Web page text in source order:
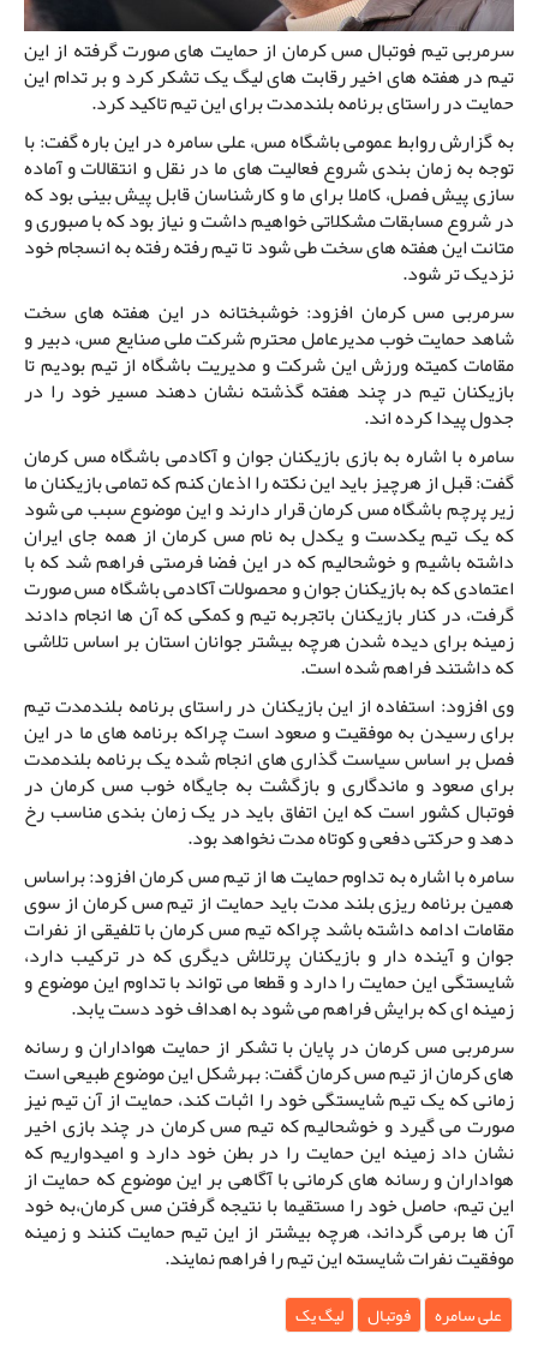
سرمربی تیم فوتبال مس کرمان از حمایت های صورت گرفته از این
تیم در هفته های اخیر رقابت های لیگ یک تشکر کرد و بر تدام این
حمایت در راستای برنامه بلندمدت برای این تیم تاکید کرد.
به گزارش روابط عمومی باشگاه مس، علی سامره در این باره گفت: با
توجه به زمان بندی شروع فعالیت های ما در نقل و انتقالات و آماده
سازی پیش فصل، کاملا برای ما و کارشناسان قابل پیش بینی بود که
در شروع مسابقات مشکلاتی خواهیم داشت و نیاز بود که با صبوری و
متانت این هفته های سخت طی شود تا تیم رفته رفته به انسجام خود
نزدیک تر شود.
سرمربی مس کرمان افزود: خوشبختانه در این هفته های سخت
شاهد حمایت خوب مدیرعامل محترم شرکت ملی صنایع مس، دبیر و
مقامات کمیته ورزش این شرکت و مدیریت باشگاه از تیم بودیم تا
بازیکنان تیم در چند هفته گذشته نشان دهند مسیر خود را در
جدول پیدا کرده اند.
سامره با اشاره به بازی بازیکنان جوان و آکادمی باشگاه مس کرمان
گفت: قبل از هرچیز باید این نکته را اذعان کنم که تمامی بازیکنان ما
زیر پرچم باشگاه مس کرمان قرار دارند و این موضوع سبب می شود
که یک تیم یکدست و یکدل به نام مس کرمان از همه جای ایران
داشته باشیم و خوشحالیم که در این فضا فرصتی فراهم شد که با
اعتمادی که به بازیکنان جوان و محصولات آکادمی باشگاه مس صورت
گرفت، در کنار بازیکنان باتجربه تیم و کمکی که آن ها انجام دادند
زمینه برای دیده شدن هرچه بیشتر جوانان استان بر اساس تلاشی
که داشتند فراهم شده است.
وی افزود: استفاده از این بازیکنان در راستای برنامه بلندمدت تیم
برای رسیدن به موفقیت و صعود است چراکه برنامه های ما در این
فصل بر اساس سیاست گذاری های انجام شده یک برنامه بلندمدت
برای صعود و ماندگاری و بازگشت به جایگاه خوب مس کرمان در
فوتبال کشور است که این اتفاق باید در یک زمان بندی مناسب رخ
دهد و حرکتی دفعی و کوتاه مدت نخواهد بود.
سامره با اشاره به تداوم حمایت ها از تیم مس کرمان افزود: براساس
همین برنامه ریزی بلند مدت باید حمایت از تیم مس کرمان از سوی
مقامات ادامه داشته باشد چراکه تیم مس کرمان با تلفیقی از نفرات
جوان و آینده دار و بازیکنان پرتلاش دیگری که در ترکیب دارد،
شایستگی این حمایت را دارد و قطعا می تواند با تداوم این موضوع و
زمینه ای که برایش فراهم می شود به اهداف خود دست یابد.
سرمربی مس کرمان در پایان با تشکر از حمایت هواداران و رسانه
های کرمان از تیم مس کرمان گفت: بهرشکل این موضوع طبیعی است
زمانی که یک تیم شایستگی خود را اثبات کند، حمایت از آن تیم نیز
صورت می گیرد و خوشحالیم که تیم مس کرمان در چند بازی اخیر
نشان داد زمینه این حمایت را در بطن خود دارد و امیدواریم که
هواداران و رسانه های کرمانی با آگاهی بر این موضوع که حمایت از
این تیم، حاصل خود را مستقیما با نتیجه گرفتن مس کرمان،به خود
آن ها برمی گرداند، هرچه بیشتر از این تیم حمایت کنند و زمینه
موفقیت نفرات شایسته این تیم را فراهم نمایند.
علی سامره فوتبال لیگ یک